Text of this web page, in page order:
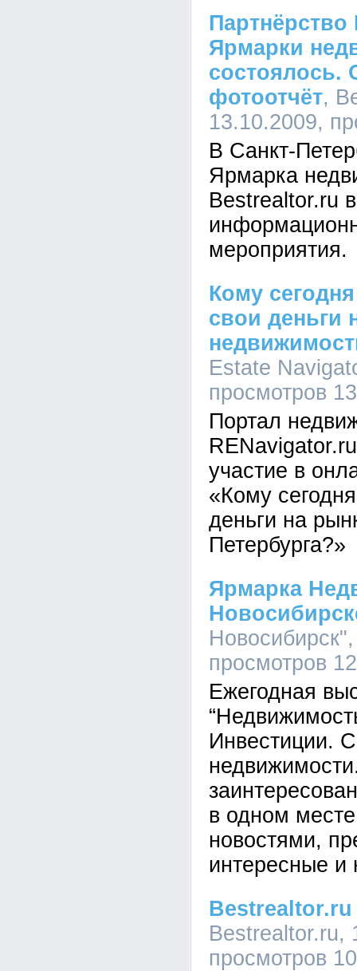
Ярмарки
состоялось.
фотоотчёт,
13.10.2009,
В Санкт-
Ярмарка
Bestrealtor.ru
мероприятия.
Кому
свои деньги
Estate
просмотров
Портал
участие в
«Кому
деньги на
Петербурга?»
Ярмарка
просмотров
Ежегодная
Инвестиции.
в одном
новостями,
интересные и
Bestrealtor.ru,
просмотров